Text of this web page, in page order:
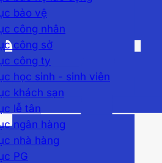
bảo vệ
công nhân
công sở
công ty
học sinh - sinh viên
khách sạn
lễ tân
ngân hàng
nhà hàng
PG